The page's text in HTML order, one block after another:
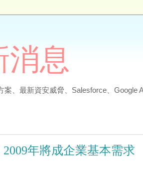
消息
案、最新資安威脅、Salesforce、Google
年將成企業基本需求